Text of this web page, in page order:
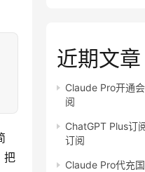
把
近期文章
Claude Pro开通
阅
ChatGPT Plus订
订阅
Claude Pro代充